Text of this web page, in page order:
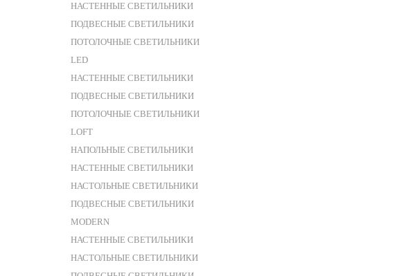
НАСТЕННЫЕ СВЕТИЛЬНИКИ
ПОДВЕСНЫЕ СВЕТИЛЬНИКИ
ПОТОЛОЧНЫЕ СВЕТИЛЬНИКИ
LED
НАСТЕННЫЕ СВЕТИЛЬНИКИ
ПОДВЕСНЫЕ СВЕТИЛЬНИКИ
ПОТОЛОЧНЫЕ СВЕТИЛЬНИКИ
LOFT
НАПОЛЬНЫЕ СВЕТИЛЬНИКИ
НАСТЕННЫЕ СВЕТИЛЬНИКИ
НАСТОЛЬНЫЕ СВЕТИЛЬНИКИ
ПОДВЕСНЫЕ СВЕТИЛЬНИКИ
MODERN
НАСТЕННЫЕ СВЕТИЛЬНИКИ
НАСТОЛЬНЫЕ СВЕТИЛЬНИКИ